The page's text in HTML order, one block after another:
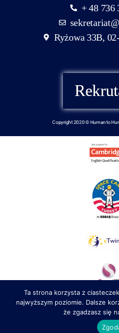
+ 48 736
Ryżowa 33B,
Copyright 2020 © Human to
Ta strona korzysta z
najwyższym poziomie. Dalsze
że zgadzasz się